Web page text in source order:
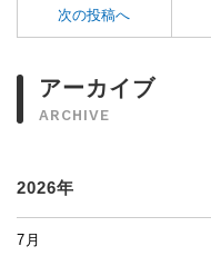
次の投稿へ
アーカイブ
ARCHIVE
2026年
7月